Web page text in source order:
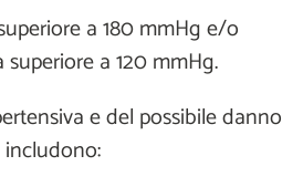
a 180 mmHg e/o
a 120 mmHg.
e del possibile danno
includono: